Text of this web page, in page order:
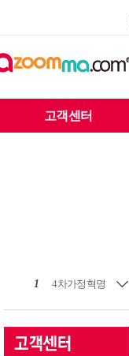
고객센터
1 4차가정혁명